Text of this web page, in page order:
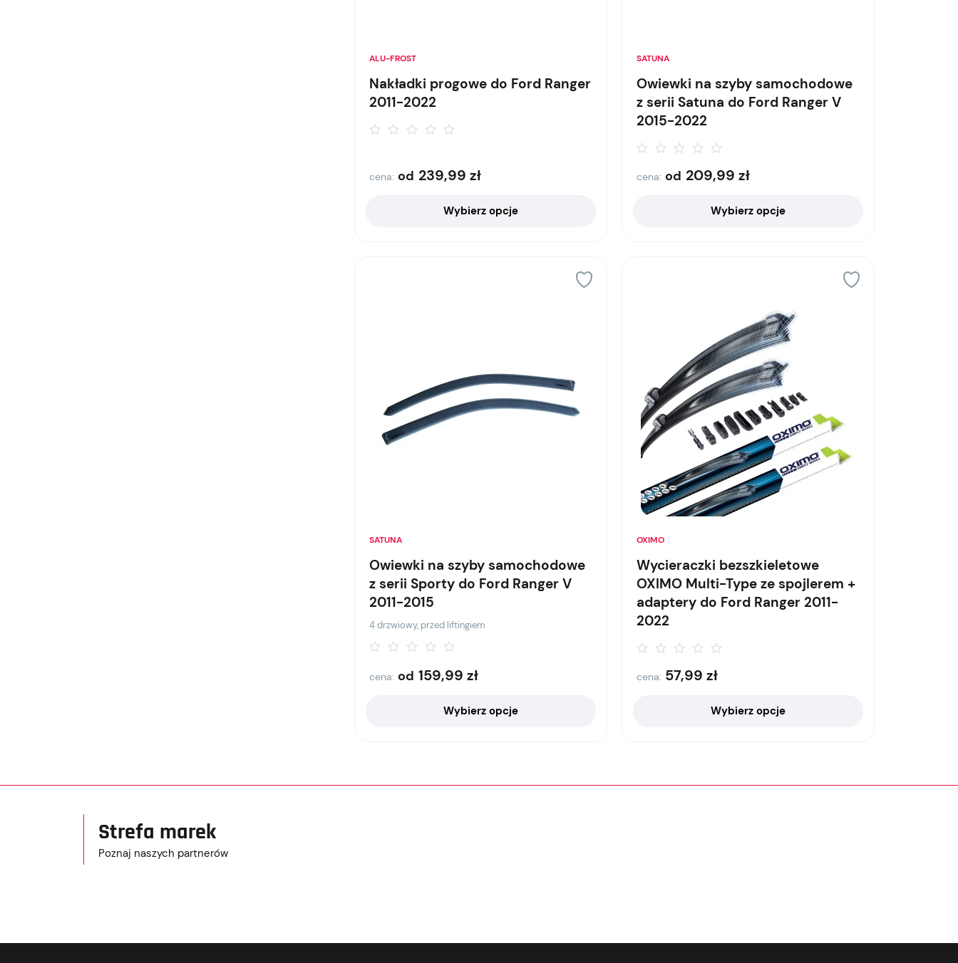
ALU-FROST
Nakładki progowe do Ford Ranger
2011-2022
cena: od 239,99zł
Wybierz opcje
SATUNA
Owiewki na szyby samochodowe
z serii Satuna do Ford Ranger V
2015-2022
cena: od 209,99 zł
Wybierz opcje
SATUNA
Owiewki na szyby samochodowe
z serii Sporty do Ford Ranger V
2011-2015
4 drzwiowy, przed liftingiem
cena: od 159,99zł
Wybierz opcje
OXIMO
Wycieraczki bezszkieletowe
OXIMO Multi-Type ze spojlerem +
adaptery do Ford Ranger 2011-
2022
cena: 57,99 zł
Wybierz opcje
Strefa marek
Poznaj naszych partnerów